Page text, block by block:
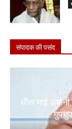
संपादक की पसंद
धीरू भाई